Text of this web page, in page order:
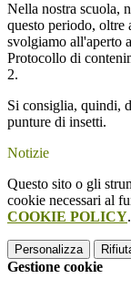
Nella nostra scuola,
questo periodo, oltre
svolgiamo all'aperto
Protocollo di
2.
Si consiglia, quindi,
punture di insetti.
Notizie
Questo sito o gli
cookie necessari al
COOKIE POLICY.
Personalizza
Gestione cookie